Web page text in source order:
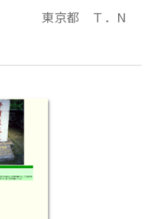
である。孔木，黄
になったといわれ
衛（河南省）の
林有子貢手植楷，
る。（大漢和辞典
東京都 Ｔ．N